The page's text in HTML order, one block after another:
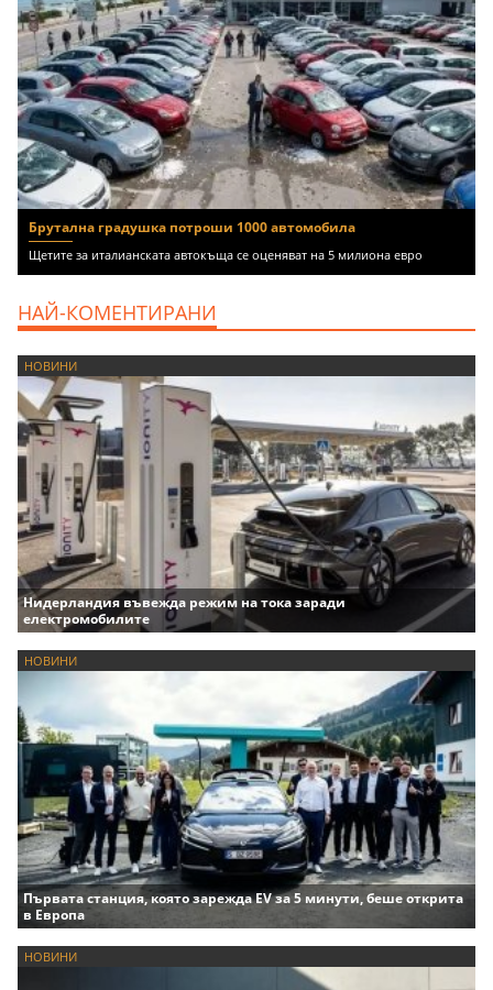
Брутална градушка потроши 1000 автомобила
Щетите за италианската автокъща се оценяват на 5 милиона евро
НАЙ-КОМЕНТИРАНИ
НОВИНИ
Нидерландия въвежда режим на тока заради
електромобилите
НОВИНИ
Първата станция, която зарежда EV за 5 минути, беше открита
в Европа
НОВИНИ